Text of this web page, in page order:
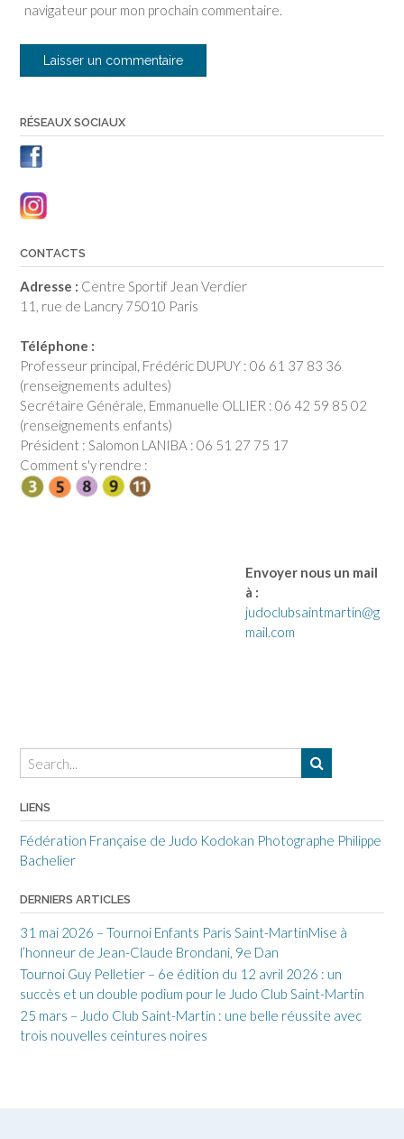
navigateur pour mon prochain commentaire.
RÉSEAUX SOCIAUX
CONTACTS
Adresse : Centre Sportif Jean Verdier
11, rue de Lancry 75010 Paris
Téléphone :
Professeur principal, Frédéric DUPUY : 06 61 37 83 36
(renseignements adultes)
Secrétaire Générale, Emmanuelle OLLIER : 06 42 59 85 02
(renseignements enfants)
Président : Salomon LANIBA : 06 51 27 75 17
Comment s'y rendre :
Envoyer nous un mail
à :
judoclubsaintmartin@g
mail.com
LIENS
Fédération Française de Judo Kodokan Photographe Philippe
Bachelier
DERNIERS ARTICLES
31 mai 2026 – Tournoi Enfants Paris Saint-MartinMise à
l’honneur de Jean-Claude Brondani, 9e Dan
Tournoi Guy Pelletier – 6e édition du 12 avril 2026 : un
succès et un double podium pour le Judo Club Saint-Martin
25 mars – Judo Club Saint-Martin : une belle réussite avec
trois nouvelles ceintures noires